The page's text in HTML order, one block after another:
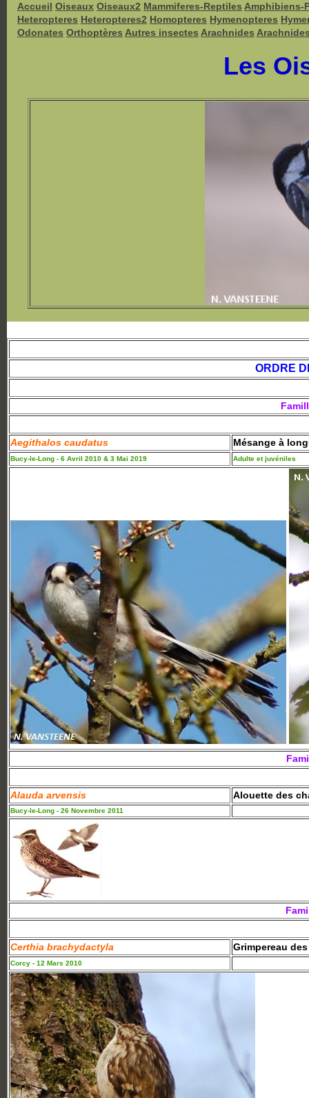
Accueil Oiseaux Oiseaux2 Mammiferes-Reptiles Amphibiens-
Heteropteres Heteropteres2 Homopteres Hymenopteres
Odonates Orthoptères Autres insectes Arachnides
Les
ORDRE
Aegithalos caudatus Mésange à
Bucy-le-Long - 6 Avril 2010 & 3 Mai 2019 Adulte et juvéniles
Alauda arvensis Alouette des
Bucy-le-Long - 26 Novembre 2011
Certhia brachydactyla Grimpereau
Corcy - 12 Mars 2010